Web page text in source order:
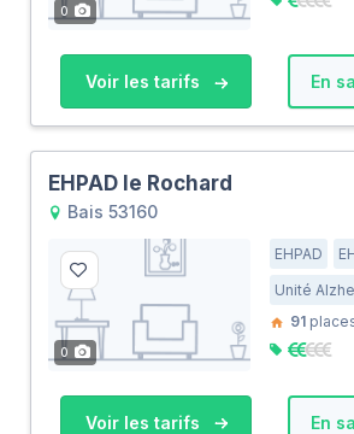
0
Voir les tarifs En
EHPAD le Rochard
Bais 53160
0
EHPAD
Unité
91
Voir les tarifs En